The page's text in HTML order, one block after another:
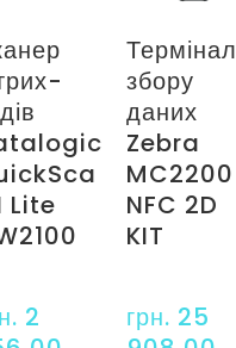
Lite
2
Термінал
збору
даних
Zebra
MC2200
NFC 2D
KIT
грн. 25